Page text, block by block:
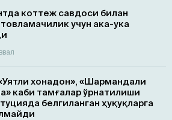
коттеж савдоси билан
учун ака-ука
хонадон», «Шармандали
каби тамғалар ўрнатилиши
белгиланган ҳуқуқларга